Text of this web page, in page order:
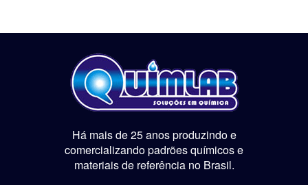
Há mais de 25 anos produzindo e
comercializando padrões químicos e
materiais de referência no Brasil.